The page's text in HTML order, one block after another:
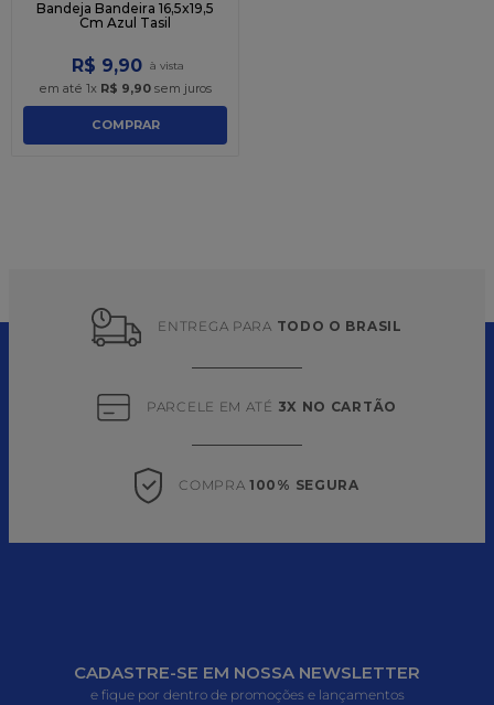
Bandeja Bandeira 16,5x19,5
Cm Azul Tasil
R$ 9,90
em até 1x R$ 9,90 sem juros
COMPRAR
ENTREGA PARA TODO O BRASIL
PARCELE EM ATÉ 3X NO CARTÃO
COMPRA 100% SEGURA
CADASTRE-SE EM NOSSA NEWSLETTER
e fique por dentro de promoções e lançamentos